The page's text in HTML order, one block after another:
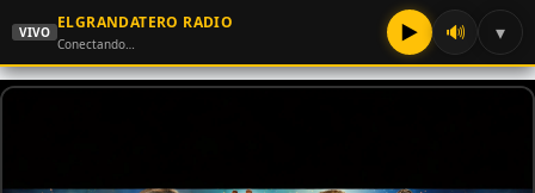
VIVO
ELGRANDATERO RADIO
Conectando… ▶ 🔊 ▾